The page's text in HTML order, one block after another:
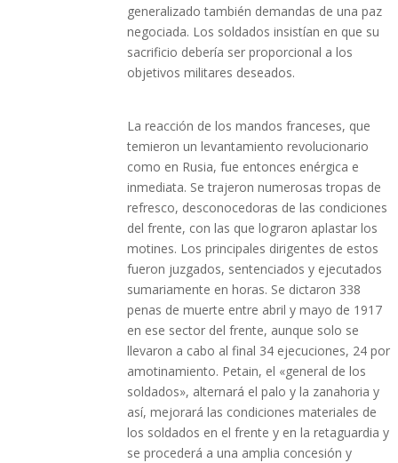
generalizado también demandas de una paz
negociada. Los soldados insistían en que su
sacrificio debería ser proporcional a los
objetivos militares deseados.
La reacción de los mandos franceses, que
temieron un levantamiento revolucionario
como en Rusia, fue entonces enérgica e
inmediata. Se trajeron numerosas tropas de
refresco, desconocedoras de las condiciones
del frente, con las que lograron aplastar los
motines. Los principales dirigentes de estos
fueron juzgados, sentenciados y ejecutados
sumariamente en horas. Se dictaron 338
penas de muerte entre abril y mayo de 1917
en ese sector del frente, aunque solo se
llevaron a cabo al final 34 ejecuciones, 24 por
amotinamiento. Petain, el «general de los
soldados», alternará el palo y la zanahoria y
así, mejorará las condiciones materiales de
los soldados en el frente y en la retaguardia y
se procederá a una amplia concesión y